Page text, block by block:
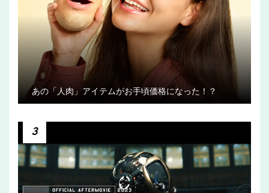
あの「人肉」アイテムがお手頃価格になった！？
3